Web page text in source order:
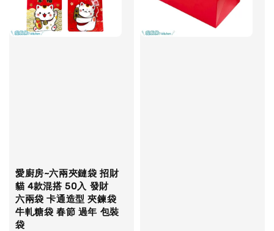
愛廚房~六兩夾鏈袋 招財
貓 4款混搭 50入 發財
六兩袋 卡通造型 夾鍊袋
牛軋糖袋 春節 過年 包裝
袋